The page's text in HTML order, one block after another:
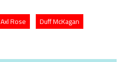
Axl Rose
Duff McKagan